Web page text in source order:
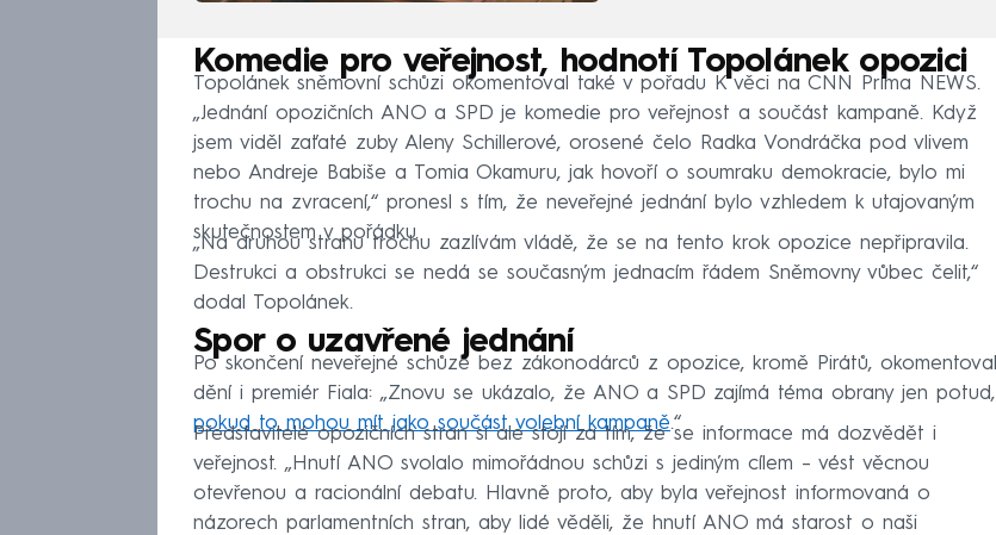
Komedie pro veřejnost, hodnotí Topolánek opozici
Topolánek sněmovní schůzi okomentoval také v pořadu K věci na CNN Prima NEWS.
„Jednání opozičních ANO a SPD je komedie pro veřejnost a součást kampaně. Když
jsem viděl zaťaté zuby Aleny Schillerové, orosené čelo Radka Vondráčka pod vlivem
nebo Andreje Babiše a Tomia Okamuru, jak hovoří o soumraku demokracie, bylo mi
trochu na zvracení,“ pronesl s tím, že neveřejné jednání bylo vzhledem k utajovaným
skutečnostem v pořádku.
„Na druhou stranu trochu zazlívám vládě, že se na tento krok opozice nepřipravila.
Destrukci a obstrukci se nedá se současným jednacím řádem Sněmovny vůbec čelit,“
dodal Topolánek.
Spor o uzavřené jednání
Po skončení neveřejné schůze bez zákonodárců z opozice, kromě Pirátů, okomentoval
dění i premiér Fiala: „Znovu se ukázalo, že ANO a SPD zajímá téma obrany jen potud,
pokud to mohou mít jako součást volební kampaně.“
Představitelé opozičních stran si ale stojí za tím, že se informace má dozvědět i
veřejnost. „Hnutí ANO svolalo mimořádnou schůzi s jediným cílem – vést věcnou
otevřenou a racionální debatu. Hlavně proto, aby byla veřejnost informovaná o
názorech parlamentních stran, aby lidé věděli, že hnutí ANO má starost o naši